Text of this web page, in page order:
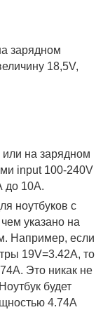
зарядном
18,5V,
на зарядном
input 100-240V
до 10A.
ноутбуков с
указано на
Например, если
19V=3.42A, то
Это никак не
будет
4.74А